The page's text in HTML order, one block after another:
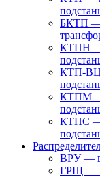
БКТП —
КТПН —
КТП-ВЦ
КТПМ —
КТПС —
ВРУ —
ГРЩ —